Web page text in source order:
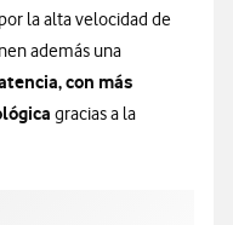
por la alta velocidad de
además una
con más
gracias a la